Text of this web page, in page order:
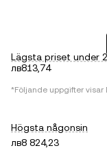
Lägsta priset under
лв813,74
*Följande uppgifter visar
Högsta någonsin
лв8 824,23